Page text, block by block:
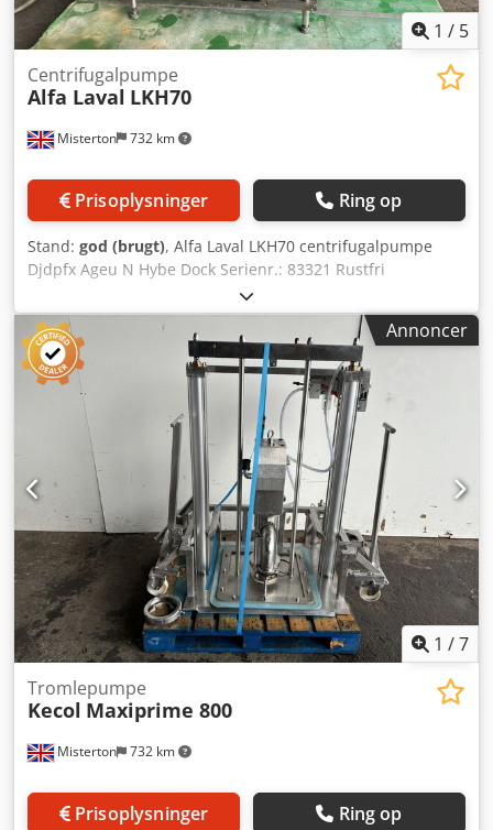
1 / 5
Misterton 732 km
Centrifugalpumpe
Alfa Laval LKH70
Prisoplysninger Ring op
Stand: god (brugt), Alfa Laval LKH70 centrifugalpumpe
Djdpfx Ageu N Hybe Dock Serienr.: 83321 Rustfri
centrifugalpumpe med 30 kW motor, 3-faset
Annoncer
1 /7
Misterton 732 km
Tromlepumpe
Kecol Maxiprime 800
Prisoplysninger Ring op